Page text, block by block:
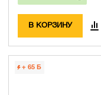
В КОРЗИНУ
+ 65 Б